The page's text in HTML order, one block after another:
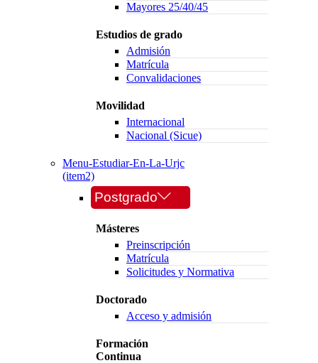
Mayores 25/40/45
Estudios de grado
Admisión
Matrícula
Convalidaciones
Movilidad
Internacional
Nacional (Sicue)
Menu-Estudiar-En-La-Urjc
(item2)
Postgrado
Másteres
Preinscripción
Matrícula
Solicitudes y Normativa
Doctorado
Acceso y admisión
Formación
Continua